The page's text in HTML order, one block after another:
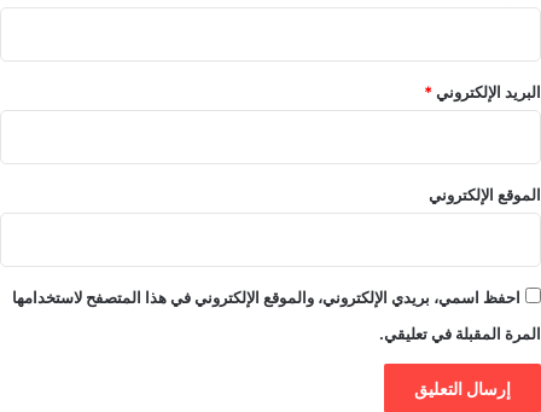
البريد الإلكتروني*
الموقع الإلكتروني
احفظ اسمي، بريدي الإلكتروني، والموقع الإلكتروني في هذا المتصفح لاستخدامها
المرة المقبلة في تعليقي.